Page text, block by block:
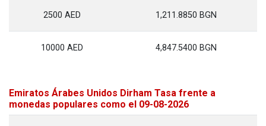
2500 AED 1,211.8850 BGN
10000 AED 4,847.5400 BGN
Emiratos Árabes Unidos Dirham Tasa frente a
monedas populares como el 09-08-2026